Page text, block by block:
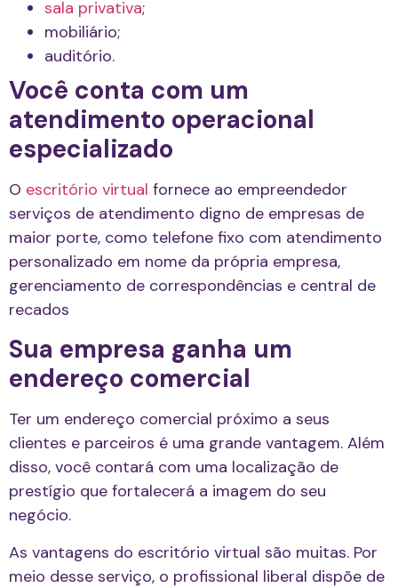
sala privativa;
mobiliário;
auditório.
Você conta com um
atendimento operacional
especializado
O escritório virtual fornece ao empreendedor
serviços de atendimento digno de empresas de
maior porte, como telefone fixo com atendimento
personalizado em nome da própria empresa,
gerenciamento de correspondências e central de
recados
Sua empresa ganha um
endereço comercial
Ter um endereço comercial próximo a seus
clientes e parceiros é uma grande vantagem. Além
disso, você contará com uma localização de
prestígio que fortalecerá a imagem do seu
negócio.
As vantagens do escritório virtual são muitas. Por
meio desse serviço, o profissional liberal dispõe de